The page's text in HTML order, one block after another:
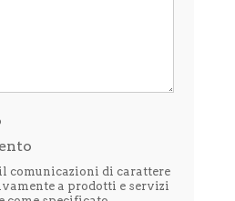
comunicazioni di carattere
a prodotti e servizi